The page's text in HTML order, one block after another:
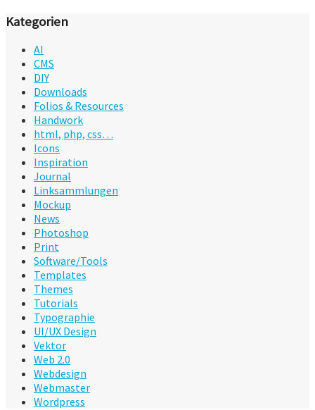
Kategorien
AI
CMS
DIY
Downloads
Folios & Resources
Handwork
html, php, css…
Icons
Inspiration
Journal
Linksammlungen
Mockup
News
Photoshop
Print
Software/Tools
Templates
Themes
Tutorials
Typographie
UI/UX Design
Vektor
Web 2.0
Webdesign
Webmaster
Wordpress